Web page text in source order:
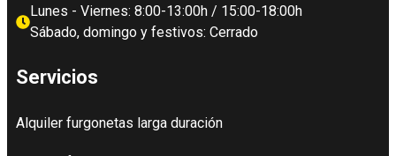
Lunes - Viernes: 8:00-13:00h / 15:00-18:00h
Sábado, domingo y festivos: Cerrado
Servicios
Alquiler furgonetas larga duración